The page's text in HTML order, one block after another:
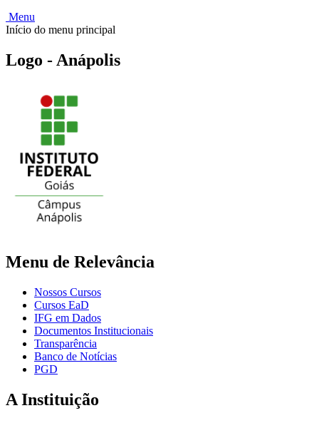
Menu
Início do menu principal
Logo - Anápolis
Menu de Relevância
Nossos Cursos
Cursos EaD
IFG em Dados
Documentos Institucionais
Transparência
Banco de Notícias
PGD
A Instituição